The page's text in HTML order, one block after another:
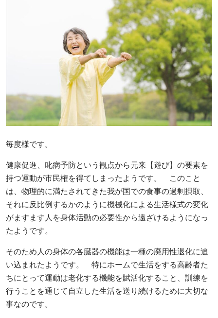
毎度様です。
健康促進、叱病予防という観点から元来【遊び】の要素を
持つ運動が市民権を得てしまったようです。 このこと
は、物理的に満たされてきた我が国での食事の過剰摂取、
それに反比例するかのように機械化による生活様式の変化
がますます人を身体活動の必要性から遠ざけるようになっ
たようです。
そのため人の身体の各臓器の機能は一種の廃用性退化に追
い込まれたようです。 特にホームで生活をする高齢者た
ちにとって運動は老化する機能を賦活化すること、訓練を
行うことを通じて自立した生活を送り続けるために大切な
事なのです。